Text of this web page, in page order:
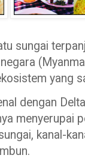
sungai
yang
dengan
menyerupai
kanal-